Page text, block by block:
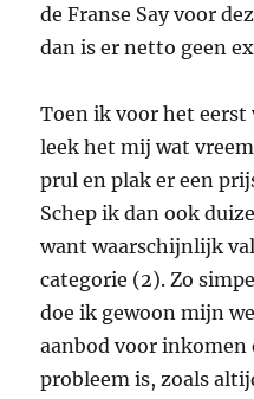
de Franse Say voor
dan is er netto geen
Toen ik voor het eerst
leek het mij wat
prul en plak er een
Schep ik dan ook
want waarschijnlijk
categorie (2). Zo
doe ik gewoon mijn
aanbod voor inkomen
probleem is, zoals